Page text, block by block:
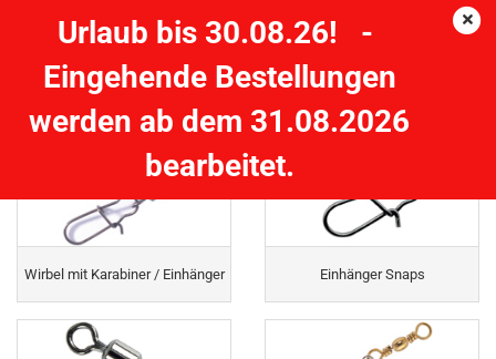
Urlaub bis 30.08.26! -
Eingehende Bestellungen
werden ab dem 31.08.2026
bearbeitet.
Wirbel mit Karabiner / Einhänger Einhänger Snaps